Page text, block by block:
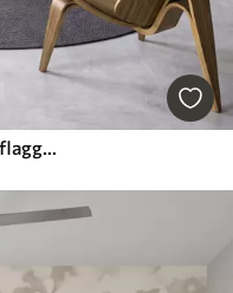
Et brunt politisk verdenskart med flagg på engelsk